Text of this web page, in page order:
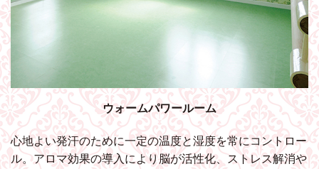
ウォームパワールーム
心地よい発汗のために一定の温度と湿度を常にコントロー
ル。アロマ効果の導入により脳が活性化、ストレス解消や